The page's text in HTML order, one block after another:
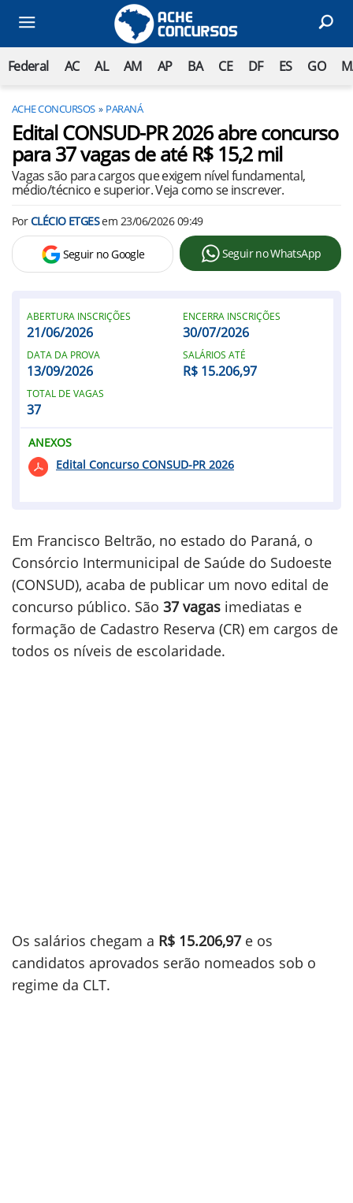
Federal AC AL AM AP BA CE DF ES GO
ACHE CONCURSOS PARANÁ
Edital CONSUD-PR 2026 abre concurso
para 37 vagas de até R$ 15,2 mil
Vagas são para cargos que exigem nível fundamental,
médio/técnico e superior. Veja como se inscrever.
PorCLÉCIO ETGESem 23/06/2026 09:49
Seguir no Google Seguir no WhatsApp
Em Francisco Beltrão, no estado do Paraná, o
Consórcio Intermunicipal de Saúde do Sudoeste
(CONSUD), acaba de publicar um novo edital de
concurso público. São 37 vagas imediatas e
formação de Cadastro Reserva (CR) em cargos de
todos os níveis de escolaridade.
ABERTURA INSCRIÇÕES
21/06/2026
ENCERRA INSCRIÇÕES
30/07/2026
DATA DA PROVA
13/09/2026
SALÁRIOS ATÉ
R$ 15.206,97
TOTAL DE VAGAS
37
ANEXOS
Edital Concurso CONSUD-PR 2026
Os salários chegam a R$ 15.206,97 e os
candidatos aprovados serão nomeados sob o
regime da CLT.